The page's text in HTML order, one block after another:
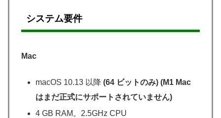
システム要件
Mac
macOS 10.13 以降(64 ビットのみ) (M1 Mac
はまだ正式にサポートされていません)
4 GB RAM。2.5GHz CPU